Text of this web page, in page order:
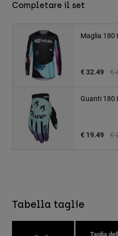
Completare il set
Maglia 180
€
€ 32.49
Guanti 180
€
€ 19.49
Tabella taglie
Taglia